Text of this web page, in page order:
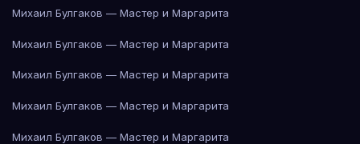
Михаил Булгаков — Мастер и Маргарита
Михаил Булгаков — Мастер и Маргарита
Михаил Булгаков — Мастер и Маргарита
Михаил Булгаков — Мастер и Маргарита
Михаил Булгаков — Мастер и Маргарита